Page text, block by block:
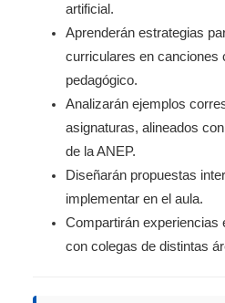
artificial.
Aprenderán estrategias
curriculares en canciones
pedagógico.
Analizarán ejemplos
asignaturas, alineados
de la ANEP.
Diseñarán propuestas
implementar en el aula.
Compartirán experiencias
con colegas de distintas